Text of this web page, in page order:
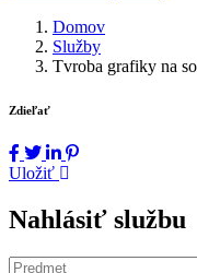
Domov
Služby
Tvroba grafiky na
Zdieľať
Uložiť
Nahlásiť službu